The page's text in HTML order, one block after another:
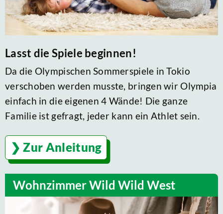
Lasst die Spiele beginnen!
Da die Olympischen Sommerspiele in Tokio
verschoben werden musste, bringen wir Olympia
einfach in die eigenen 4 Wände! Die ganze
Familie ist gefragt, jeder kann ein Athlet sein.
Zur Anleitung
Wohnzimmer Wild Wild West